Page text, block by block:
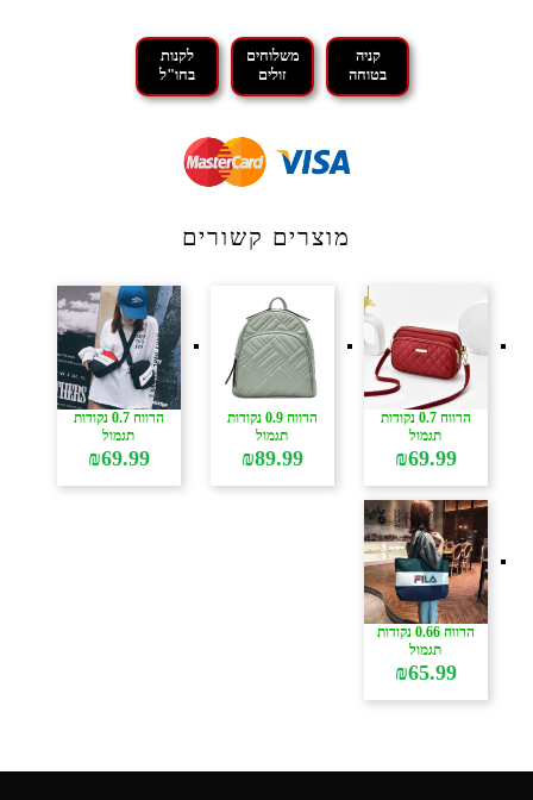
קניה
בטוחה
משלוחים
זולים
לקנות
בחו"ל
מוצרים קשורים
הרווח 0.7 נקודות
תגמול
₪69.99
הרווח 0.9 נקודות
תגמול
₪89.99
הרווח 0.7 נקודות
תגמול
₪69.99
הרווח 0.66 נקודות
תגמול
₪65.99